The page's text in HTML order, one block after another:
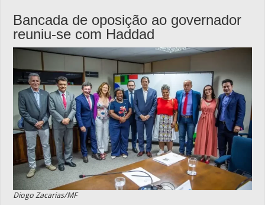
Bancada de oposição ao governador
reuniu-se com Haddad
Diogo Zacarias/MF